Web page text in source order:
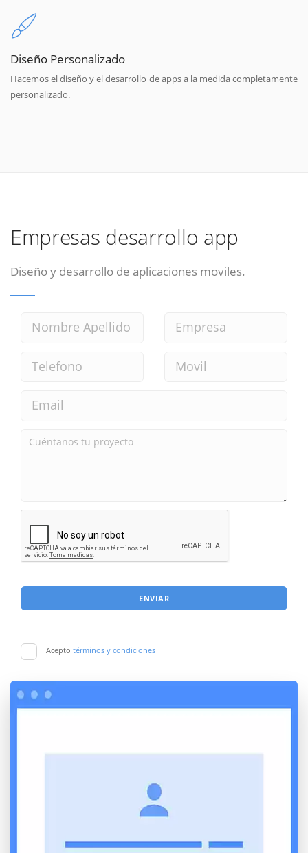
Diseño Personalizado
Hacemos el diseño y el desarrollo de apps a la medida completamente
personalizado.
Empresas desarrollo app
Diseño y desarrollo de aplicaciones moviles.
ENVIAR
Acepto términos y condiciones